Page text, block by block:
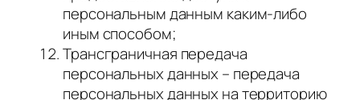
персональным данным каким-либо
иным способом;
Трансграничная передача
персональных данных – передача
персональных данных на территорию